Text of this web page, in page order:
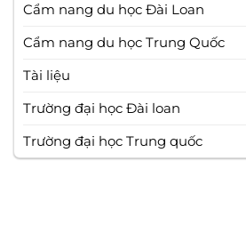
Cẩm nang du học Đài Loan
Cẩm nang du học Trung Quốc
Tài liệu
Trường đại học Đài loan
Trường đại học Trung quốc